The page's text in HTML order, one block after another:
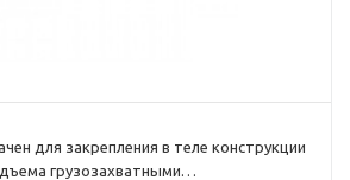
для закрепления в теле конструкции
грузозахватными